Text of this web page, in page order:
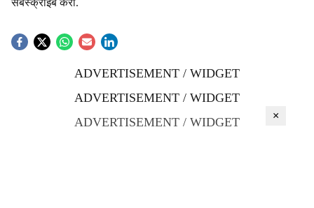
सबस्क्राइब करा.
ADVERTISEMENT / WIDGET
ADVERTISEMENT / WIDGET
ADVERTISEMENT / WIDGET
×